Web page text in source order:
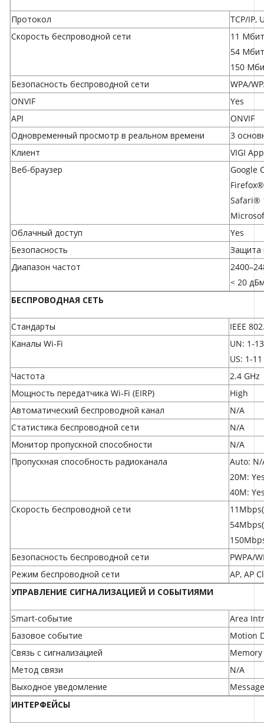
Протокол
TCP/IP,
Скорость беспроводной сети
11
54
150
Безопасность беспроводной сети
WPA/
ONVIF
Yes
API
ONVIF
Одновременный просмотр в реальном времени
3
Клиент
VIGI
Веб-браузер
Google
Safari®
Облачный доступ
Yes
Безопасность
Защита
Диапазон частот
< 20
БЕСПРОВОДНАЯ СЕТЬ
Стандарты
IEEE
Каналы Wi-Fi
UN: 1-13
US: 1-11
Частота
2.4 GHz
Мощность передатчика Wi-Fi (EIRP)
High
Автоматический беспроводной канал
N/A
Статистика беспроводной сети
N/A
Монитор пропускной способности
N/A
Пропускная способность радиоканала
Auto: N/
20M:
40M:
Скорость беспроводной сети
Безопасность беспроводной сети
PWPA/
Режим беспроводной сети
AP, AP
УПРАВЛЕНИЕ СИГНАЛИЗАЦИЕЙ И СОБЫТИЯМИ
Smart-событие
Area
Базовое событие
Motion
Связь с сигнализацией
Метод связи
N/A
Выходное уведомление
ИНТЕРФЕЙСЫ